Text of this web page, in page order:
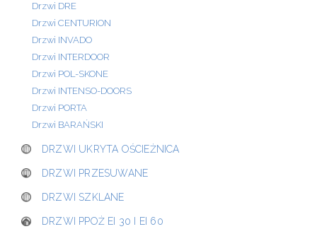
Drzwi DRE
Drzwi CENTURION
Drzwi INVADO
Drzwi INTERDOOR
Drzwi POL-SKONE
Drzwi INTENSO-DOORS
Drzwi PORTA
Drzwi BARAŃSKI
DRZWI UKRYTA OŚCIEŻNICA
DRZWI PRZESUWANE
DRZWI SZKLANE
DRZWI PPOŻ EI 30 I EI 60